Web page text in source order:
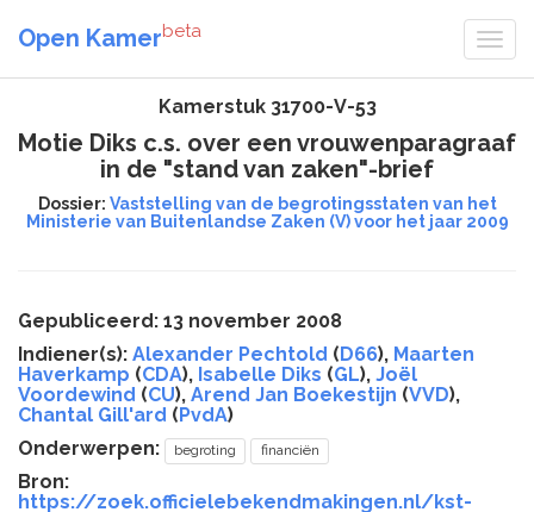
Open Kamerbeta
Kamerstuk 31700-V-53
Motie Diks c.s. over een vrouwenparagraaf
in de "stand van zaken"-brief
Dossier: Vaststelling van de begrotingsstaten van het
Ministerie van Buitenlandse Zaken (V) voor het jaar 2009
Gepubliceerd: 13 november 2008
Indiener(s): Alexander Pechtold (D66), Maarten
Haverkamp (CDA), Isabelle Diks (GL), Joël
Voordewind (CU), Arend Jan Boekestijn (VVD),
Chantal Gill'ard (PvdA)
Onderwerpen:
begroting financiën
Bron:
https://zoek.officielebekendmakingen.nl/kst-